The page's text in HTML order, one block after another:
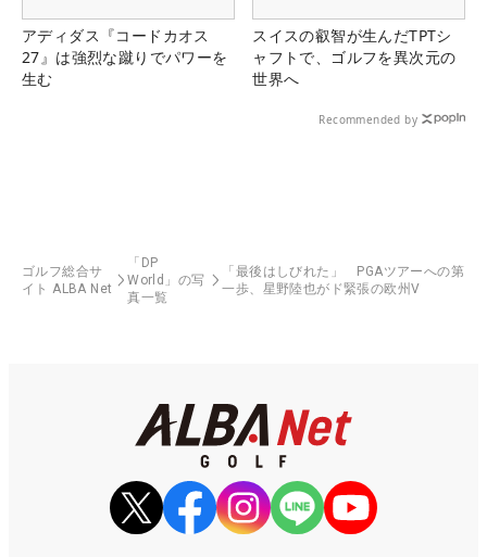
アディダス『コードカオス
27』は強烈な蹴りでパワーを
生む
スイスの叡智が生んだTPTシ
ャフトで、ゴルフを異次元の
世界へ
Recommended by
ゴルフ総合サ
イト ALBA Net
「DP
World」の写
真一覧
「最後はしびれた」 PGAツアーへの第
一歩、星野陸也がド緊張の欧州V